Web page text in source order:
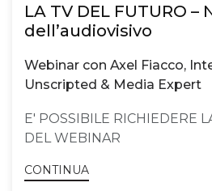
LA TV DEL FUTURO –
dell’audiovisivo
Webinar con Axel Fiacco,
Unscripted & Media Expert
E' POSSIBILE RICHIEDERE
DEL WEBINAR
CONTINUA